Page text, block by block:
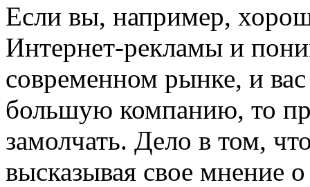
Если вы, например,
Интернет-рекламы и
современном рынке, и
большую компанию, то
замолчать. Дело в том,
высказывая свое мнение